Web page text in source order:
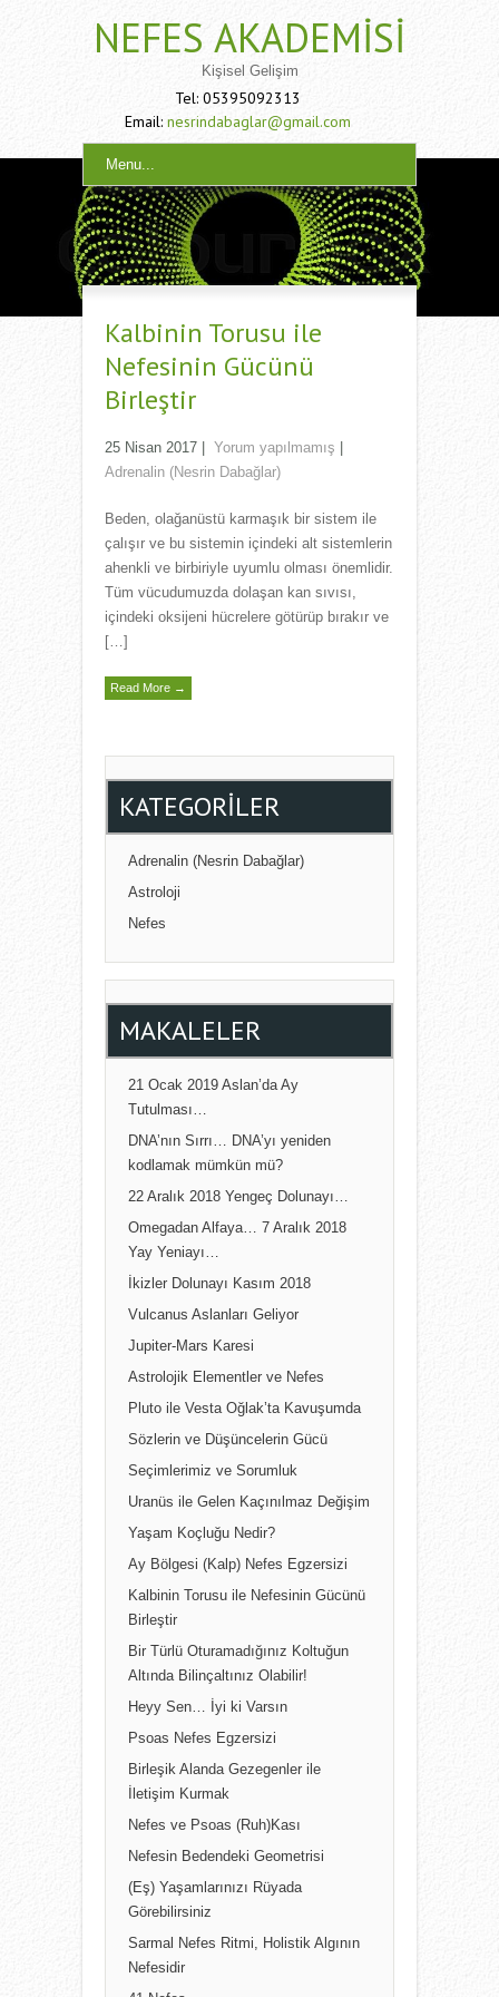
NEFES AKADEMISI
Kişisel Gelişim
Tel: 05395092313
Email: nesrindabaglar@gmail.com
Menu...
Kalbinin Torusu ile
Nefesinin Gücünü
Birleştir
25 Nisan 2017 Yorum yapılmamış
Adrenalin (Nesrin Dabağlar)
Beden, olağanüstü karmaşık bir sistem ile
çalışır ve bu sistemin içindeki alt sistemlerin
ahenkli ve birbiriyle uyumlu olması önemlidir.
Tüm vücudumuzda dolaşan kan sıvısı,
içindeki oksijeni hücrelere götürüp bırakır ve
[…]
Read More →
KATEGORILER
Adrenalin (Nesrin Dabağlar)
Astroloji
Nefes
MAKALELER
21 Ocak 2019 Aslan’da Ay
Tutulması…
DNA’nın Sırrı… DNA’yı yeniden
kodlamak mümkün mü?
22 Aralık 2018 Yengeç Dolunayı…
Omegadan Alfaya… 7 Aralık 2018
Yay Yeniayı…
İkizler Dolunayı Kasım 2018
Vulcanus Aslanları Geliyor
Jupiter-Mars Karesi
Astrolojik Elementler ve Nefes
Pluto ile Vesta Oğlak’ta Kavuşumda
Sözlerin ve Düşüncelerin Gücü
Seçimlerimiz ve Sorumluk
Uranüs ile Gelen Kaçınılmaz Değişim
Yaşam Koçluğu Nedir?
Ay Bölgesi (Kalp) Nefes Egzersizi
Kalbinin Torusu ile Nefesinin Gücünü
Birleştir
Bir Türlü Oturamadığınız Koltuğun
Altında Bilinçaltınız Olabilir!
Heyy Sen… İyi ki Varsın
Psoas Nefes Egzersizi
Birleşik Alanda Gezegenler ile
İletişim Kurmak
Nefes ve Psoas (Ruh)Kası
Nefesin Bedendeki Geometrisi
(Eş) Yaşamlarınızı Rüyada
Görebilirsiniz
Sarmal Nefes Ritmi, Holistik Algının
Nefesidir